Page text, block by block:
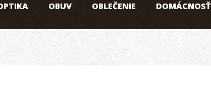
OBUV OBLEČENIE DOMÁCNOSŤ